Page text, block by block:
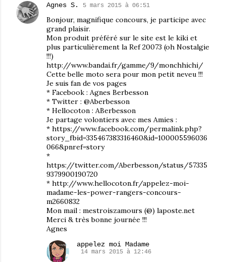
Agnes S. 5 mars 2015 à 06:51
Bonjour, magnifique concours, je participe avec
grand plaisir.
Mon produit préféré sur le site est le kiki et
plus particulièrement la Ref 20073 (oh Nostalgie
!!!)
http://www.bandai.fr/gamme/9/monchhichi/
Cette belle moto sera pour mon petit neveu !!!
Je suis fan de vos pages
* Facebook : Agnes Berbesson
* Twitter : @Aberbesson
* Hellocoton : ABerbesson
Je partage volontiers avec mes Amies :
* https://www.facebook.com/permalink.php?
story_fbid=335467383316460&id=100005596036
066&pnref=story
*
https://twitter.com/Aberbesson/status/57335
9379900190720
* http://www.hellocoton.fr/appelez-moi-
madame-les-power-rangers-concours-
m2660832
Mon mail : mestroiszamours (@) laposte.net
Merci & très bonne journée !!!
Agnes
appelez moi Madame
14 mars 2015 à 12:46